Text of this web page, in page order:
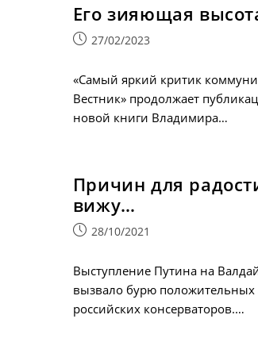
Его зияющая
Запись27/02/2023
«Самый яркий критик
Вестник» продолжает
новой книги Владимира…
Причин для
вижу…
Запись28/10/2021
Выступление Путина на
вызвало бурю положительных
российских консерваторов.…